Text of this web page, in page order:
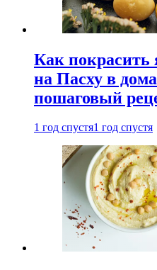
Как покрасить
на Пасху в
пошаговый
1 год спустя1 год спустя